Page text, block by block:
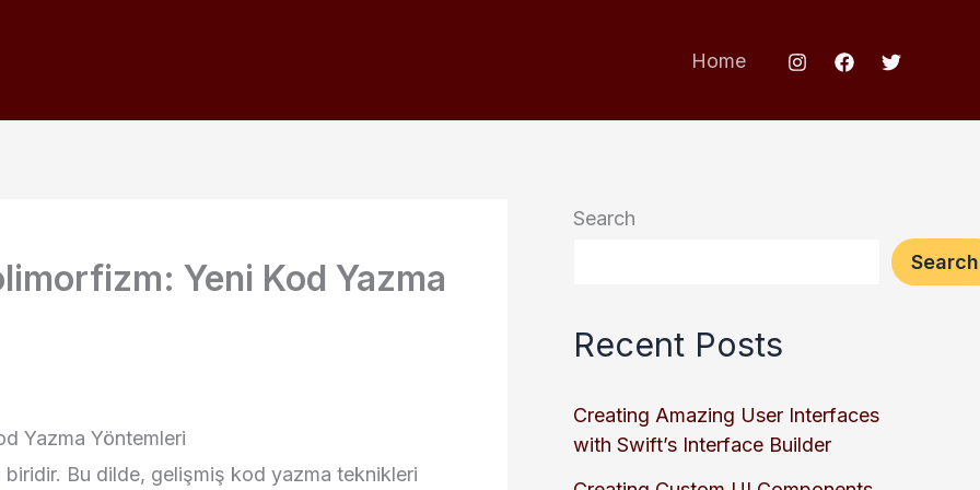
Home
Yeni Kod Yazma
Yazma Yöntemleri
Bu dilde, gelişmiş kod yazma teknikleri
Search
Search
Recent Posts
Creating Amazing User Interfaces
with Swift’s Interface Builder